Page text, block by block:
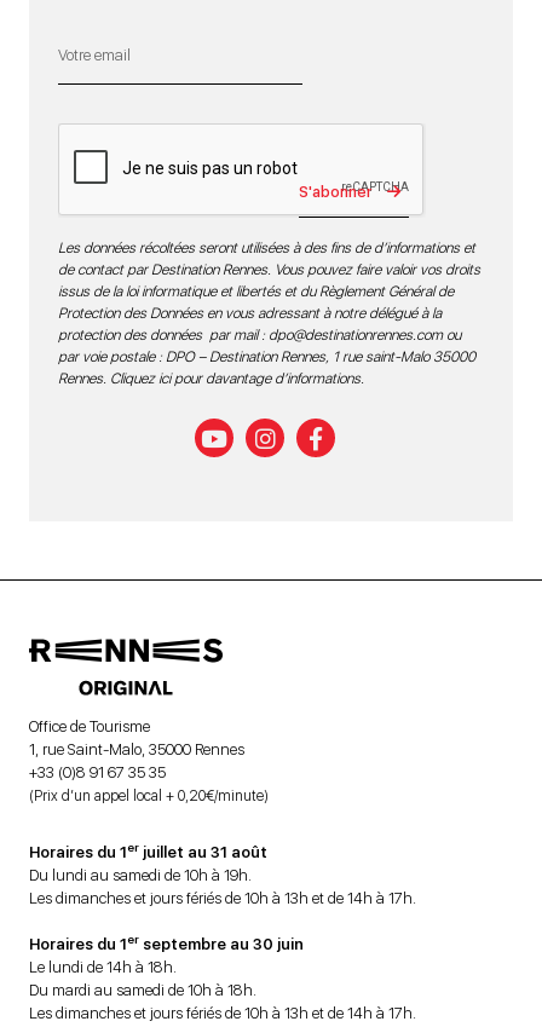
S'abonner
Les données récoltées seront utilisées à des fins de d’informations et
de contact par Destination Rennes. Vous pouvez faire valoir vos droits
issus de la loi informatique et libertés et du Règlement Général de
Protection des Données en vous adressant à notre délégué à la
protection des données par mail : dpo@destinationrennes.comou
par voie postale : DPO – Destination Rennes, 1 rue saint-Malo 35000
Rennes. Cliquez ici pour davantage d’informations.
Office de Tourisme
1, rue Saint-Malo, 35000 Rennes
+33 (0)8 91 67 35 35
(Prix d’un appel local + 0,20€/minute)
Horaires du 1er juillet au 31 août
Du lundi au samedi de 10h à 19h.
Les dimanches et jours fériés de 10h à 13h et de 14h à 17h.
Horaires du 1er septembre au 30 juin
Le lundi de 14h à 18h.
Du mardi au samedi de 10h à 18h.
Les dimanches et jours fériés de 10h à 13h et de 14h à 17h.